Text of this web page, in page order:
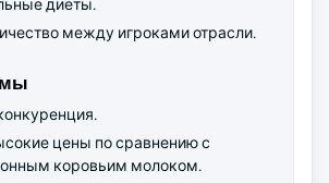
диеты.
между игроками отрасли.
цены по сравнению с
коровьим молоком.